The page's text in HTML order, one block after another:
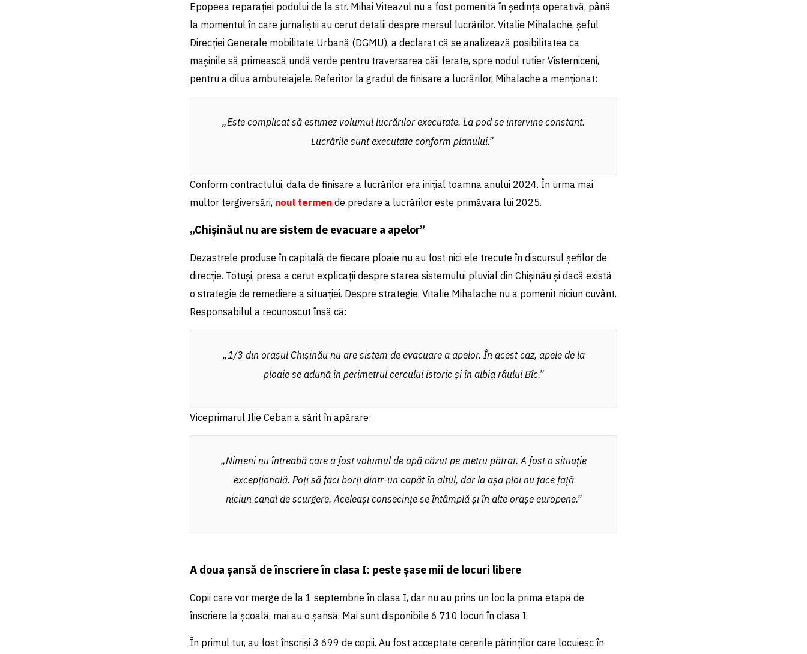
Epopeea reparației podului de la str. Mihai Viteazul nu a fost pomenită în ședința operativă, până
la momentul în care jurnaliștii au cerut detalii despre mersul lucrărilor. Vitalie Mihalache, șeful
Direcției Generale mobilitate Urbană (DGMU), a declarat că se analizează posibilitatea ca
mașinile să primească undă verde pentru traversarea căii ferate, spre nodul rutier Visterniceni,
pentru a dilua ambuteiajele. Referitor la gradul de finisare a lucrărilor, Mihalache a menționat:
„Este complicat să estimez volumul lucrărilor executate. La pod se intervine constant.
Lucrările sunt executate conform planului.”
Conform contractului, data de finisare a lucrărilor era inițial toamna anului 2024. În urma mai
multor tergiversări, noul termen de predare a lucrărilor este primăvara lui 2025.
„Chișinăul nu are sistem de evacuare a apelor”
Dezastrele produse în capitală de fiecare ploaie nu au fost nici ele trecute în discursul șefilor de
direcție. Totuși, presa a cerut explicații despre starea sistemului pluvial din Chișinău și dacă există
o strategie de remediere a situației. Despre strategie, Vitalie Mihalache nu a pomenit niciun cuvânt.
Responsabilul a recunoscut însă că:
„1/3 din orașul Chișinău nu are sistem de evacuare a apelor. În acest caz, apele de la
ploaie se adună în perimetrul cercului istoric și în albia râului Bîc.”
Viceprimarul Ilie Ceban a sărit în apărare:
„Nimeni nu întreabă care a fost volumul de apă căzut pe metru pătrat. A fost o situație
excepțională. Poți să faci borți dintr-un capăt în altul, dar la așa ploi nu face față
niciun canal de scurgere. Aceleași consecințe se întâmplă și în alte orașe europene.”
A doua șansă de înscriere în clasa I: peste șase mii de locuri libere
Copii care vor merge de la 1 septembrie în clasa I, dar nu au prins un loc la prima etapă de
înscriere la școală, mai au o șansă. Mai sunt disponibile 6 710 locuri în clasa I.
În primul tur, au fost înscriși 3 699 de copii. Au fost acceptate cererile părinților care locuiesc în